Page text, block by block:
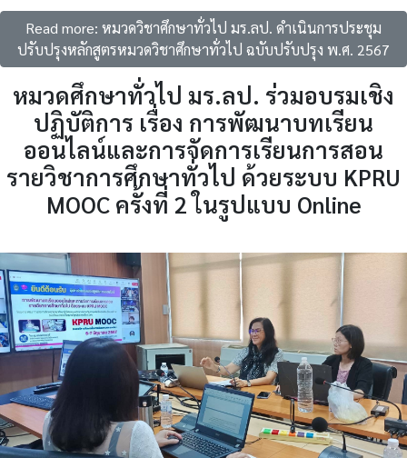
Read more: หมวดวิชาศึกษาทั่วไป มร.ลป. ดำเนินการประชุม
ปรับปรุงหลักสูตรหมวดวิชาศึกษาทั่วไป ฉบับปรับปรุง พ.ศ. 2567
หมวดศึกษาทั่วไป มร.ลป. ร่วมอบรมเชิง
ปฏิบัติการ เรื่อง การพัฒนาบทเรียน
ออนไลน์และการจัดการเรียนการสอน
รายวิชาการศึกษาทั่วไป ด้วยระบบ KPRU
MOOC ครั้งที่ 2 ในรูปแบบ Online